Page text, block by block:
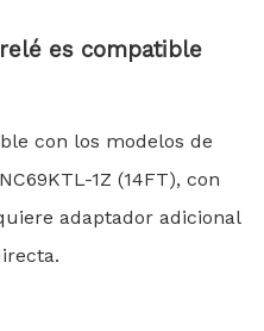
es compatible
con los modelos de
1Z (14FT), con
adaptador adicional